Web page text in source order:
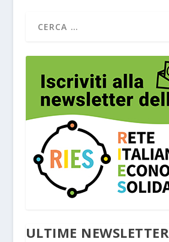
ULTIME NEWSLETTER